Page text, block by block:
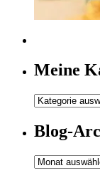
Meine
Meine
Blog-
Blog-